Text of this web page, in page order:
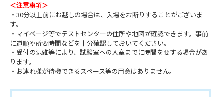
＜注意事項＞
・30分以上前にお越しの場合は、入場をお断りすることがございま
す。
・マイページ等でテストセンターの住所や地図が確認できます。事前
に道順や所要時間などを十分確認しておいてください。
・受付の混雑等により、試験室への入室までに時間を要する場合があ
ります。
・お連れ様が待機できるスペース等の用意はありません。